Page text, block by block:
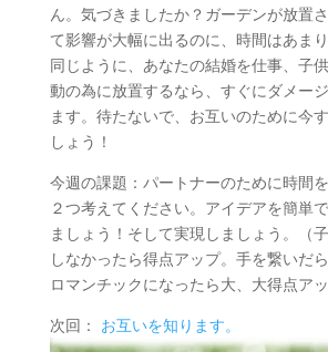
ん。気づきましたか？ガーデンが放置
て影響が大幅に出るのに、時間はあまり
同じように、あなたの結婚を仕事、子
動の為に放置するなら、すぐにダメー
ます。待たないで、お互いのために今
しょう！
今週の課題：パートナーのために時間
２つ考えてください。アイデアを簡単
ましょう！そして実現しましょう。（
しなかったら得点アップ。手を繋いだ
ロマンチックになったら大、大得点アッ
次回： お互いを知ります。